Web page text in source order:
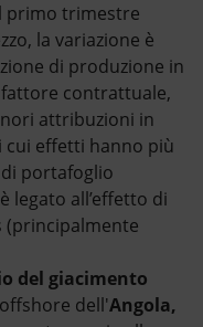
primo trimestre
la variazione è
di produzione in
contrattuale,
attribuzioni in
cui effetti hanno più
portafoglio
legato all’effetto di
(principalmente
del giacimento
dell'Angola,